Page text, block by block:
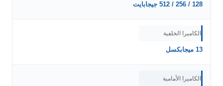
128 / 256 / 512 جيجابايت
الكاميرا الخلفية
13 ميجابكسل
الكاميرا الأمامية